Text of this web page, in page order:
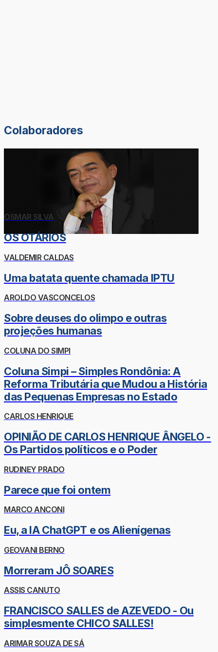
Colaboradores
OSMAR SILVA
OS OTÁRIOS
VALDEMIR CALDAS
Uma batata quente chamada IPTU
AROLDO VASCONCELOS
Sobre deuses do olimpo e outras
projeções humanas
COLUNA DO SIMPI
Coluna Simpi – Simples Rondônia: A
Reforma Tributária que Mudou a História
das Pequenas Empresas no Estado
CARLOS HENRIQUE
OPINIÃO DE CARLOS HENRIQUE ÂNGELO -
Os Partidos políticos e o Poder
RUDINEY PRADO
Parece que foi ontem
MARCO ANCONI
Eu, a IA ChatGPT e os Alienígenas
GEOVANI BERNO
Morreram JÔ SOARES
ASSIS CANUTO
FRANCISCO SALLES de AZEVEDO - Ou
simplesmente CHICO SALLES!
ARIMAR SOUZA DE SÁ